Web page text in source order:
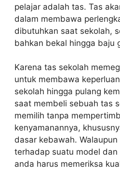
pelajar adalah tas. Tas
dalam membawa
dibutuhkan saat sekolah,
bahkan bekal hingga baju
Karena tas sekolah
untuk membawa
sekolah hingga pulang
saat membeli sebuah tas
memilih tanpa
kenyamanannya,
dasar kebawah.
terhadap suatu model
anda harus memeriksa